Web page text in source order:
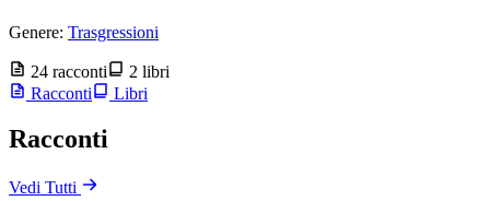
Genere: Trasgressioni
24 racconti
2 libri
Racconti
Libri
Racconti
Vedi Tutti